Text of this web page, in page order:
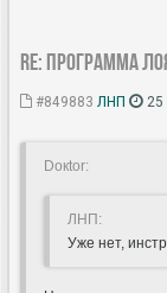
Re: Программа
#849883 ЛНП
Doкtor:
ЛНП:
Уже нет,